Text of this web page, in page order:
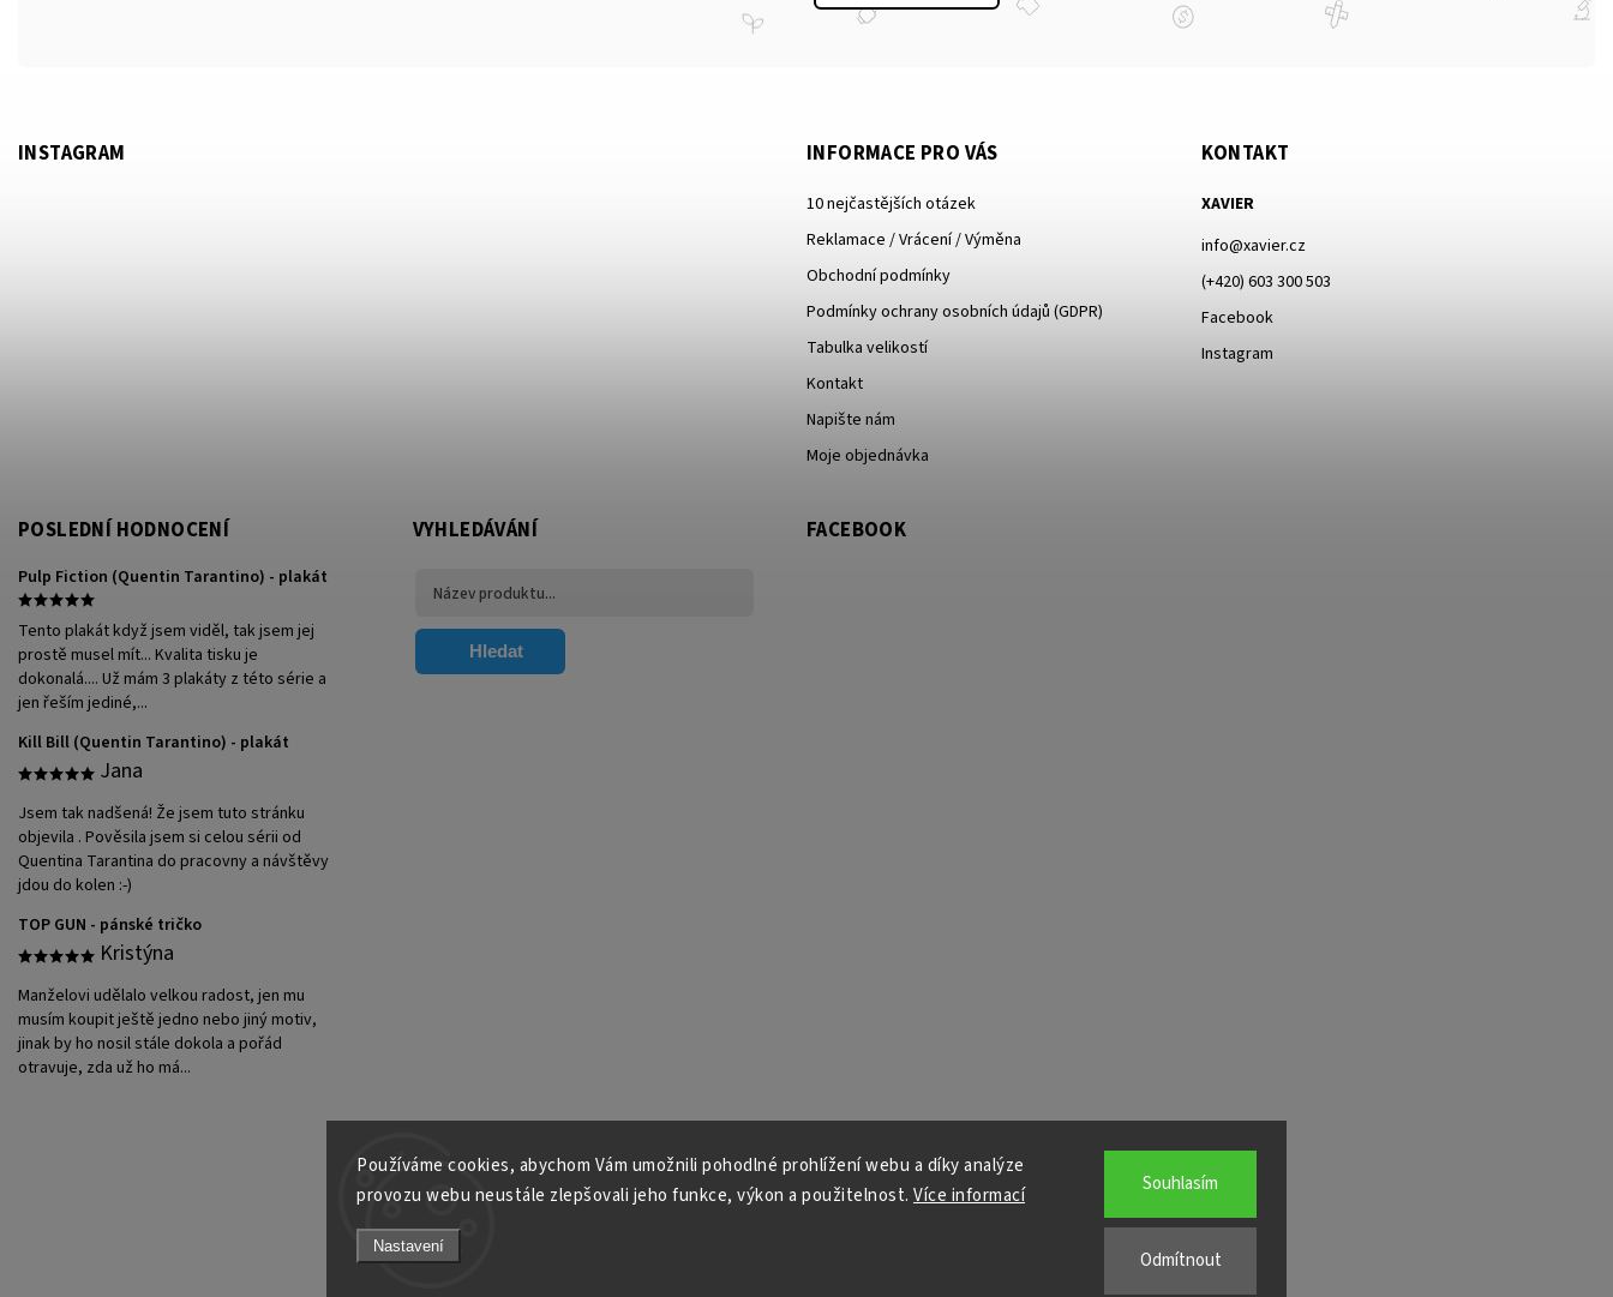
Používáme cookies, abychom Vám umožnili pohodlné prohlížení webu a díky analýze
provozu webu neustále zlepšovali jeho funkce, výkon a použitelnost. Více informací
Nastavení
Odmítnout
Souhlasím
INSTAGRAM INFORMACE PRO VÁS
10 nejčastějších otázek
Reklamace / Vrácení / Výměna
Obchodní podmínky
Podmínky ochrany osobních údajů (GDPR)
Tabulka velikostí
Kontakt
Napište nám
Moje objednávka
KONTAKT
XAVIER
info@xavier.cz
(+420) 603 300 503
Facebook
Instagram
POSLEDNÍ HODNOCENÍ
Pulp Fiction (Quentin Tarantino) - plakát
Tento plakát když jsem viděl, tak jsem jej
prostě musel mít... Kvalita tisku je
dokonalá.... Už mám 3 plakáty z této série a
jen řeším jediné,...
Kill Bill (Quentin Tarantino) - plakát
Jana
Jsem tak nadšená! Že jsem tuto stránku
objevila . Pověsila jsem si celou sérii od
Quentina Tarantina do pracovny a návštěvy
jdou do kolen :-)
TOP GUN - pánské tričko
Kristýna
Manželovi udělalo velkou radost, jen mu
musím koupit ještě jedno nebo jiný motiv,
jinak by ho nosil stále dokola a pořád
otravuje, zda už ho má...
VYHLEDÁVÁNÍ
Hledat
FACEBOOK
Copyright 2026Xavier.cz . Všechna práva vyhrazena.